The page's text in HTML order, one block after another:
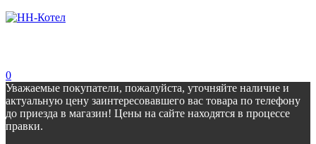
0
Уважаемые покупатели, пожалуйста, уточняйте наличие и
актуальную цену заинтересовавшего вас товара по телефону
до приезда в магазин! Цены на сайте находятся в процессе
правки.